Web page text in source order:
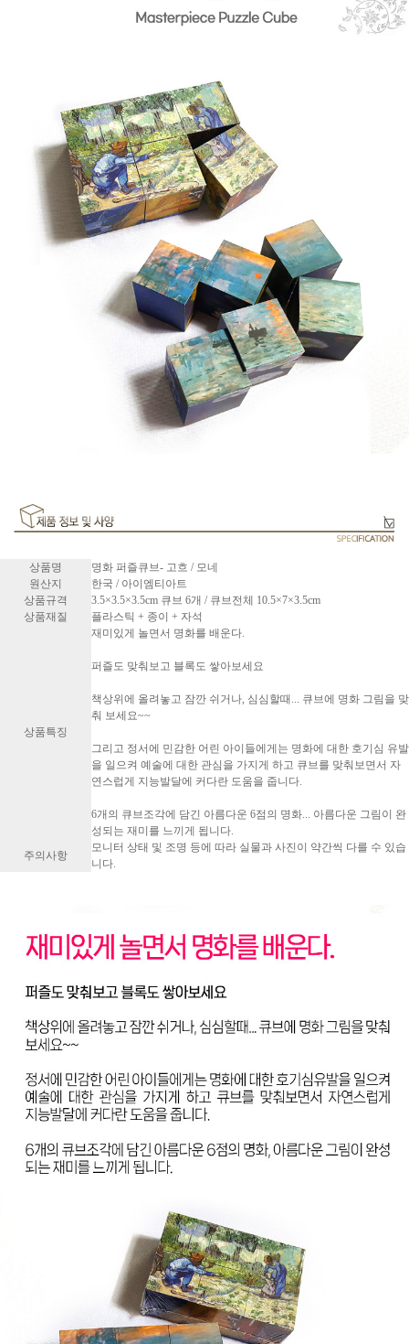
상품명
명화 퍼즐큐브- 고흐 / 모네
원산지
한국 / 아이엠티아트
상품규격
3.5×3.5×3.5cm 큐브 6개 / 큐브전체 10.5×7×3.5cm
상품재질
플라스틱 + 종이 + 자석
상품특징
재미있게 놀면서 명화를 배운다.
퍼즐도 맞춰보고 블록도 쌓아보세요
책상위에 올려놓고 잠깐 쉬거나, 심심할때... 큐브에 명화 그림을 맞
춰 보세요~~
그리고 정서에 민감한 어린 아이들에게는 명화에 대한 호기심 유발
을 일으켜 예술에 대한 관심을 가지게 하고 큐브를 맞춰보면서 자
연스럽게 지능발달에 커다란 도움을 줍니다.
6개의 큐브조각에 담긴 아름다운 6점의 명화... 아름다운 그림이 완
성되는 재미를 느끼게 됩니다.
주의사항
모니터 상태 및 조명 등에 따라 실물과 사진이 약간씩 다를 수 있습
니다.